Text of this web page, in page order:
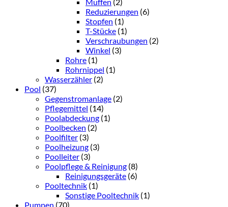
Reduzierungen (6)
Stopfen (1)
T-Stücke (1)
Verschraubungen (2)
Winkel (3)
Rohre (1)
Rohrnippel (1)
Wasserzähler (2)
Pool (37)
Gegenstromanlage (2)
Pflegemittel (14)
Poolabdeckung (1)
Poolbecken (2)
Poolfilter (3)
Poolheizung (3)
Poolleiter (3)
Poolpflege & Reinigung (8)
Reinigungsgeräte (6)
Pooltechnik (1)
Sonstige Pooltechnik (1)
Pumpen (70)